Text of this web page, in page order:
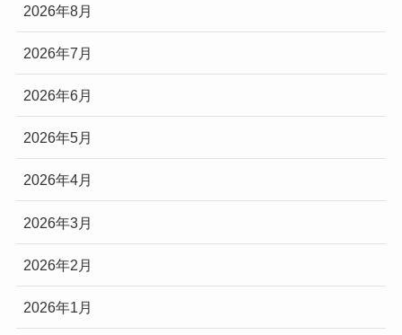
2026年8月
2026年7月
2026年6月
2026年5月
2026年4月
2026年3月
2026年2月
2026年1月